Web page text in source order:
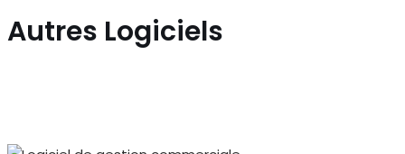
Autres Logiciels